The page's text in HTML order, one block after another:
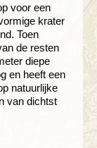
voor een
krater
Toen
de resten
diepe
en heeft een
natuurlijke
van dichtst